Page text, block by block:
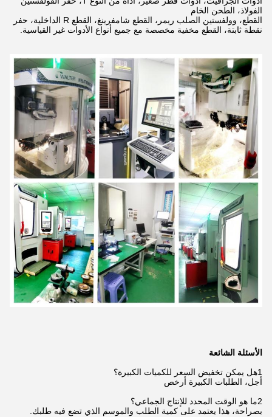
الفولاذ، الطحن الخام
القطع، وولفستين الصلب ريمر، القطع شامفرينغ، القطع R الداخلية، حفر
نقطة ثابتة، القطع مخفية مخصصة مع جميع أنواع الأدوات غير القياسية.
الأسئلة الشائعة
1هل يمكن تخفيض السعر للكميات الكبيرة؟
أجل، الطلبات الكبيرة أرخص
2ما هو الوقت المحدد للإنتاج الجماعي؟
بصراحة، هذا يعتمد على كمية الطلب والموسم الذي تضع فيه طلبك.